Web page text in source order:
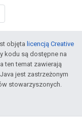
objęta licencją Creative
kodu są dostępne na
ten temat zawierają
jest zastrzeżonym
stowarzyszonych.